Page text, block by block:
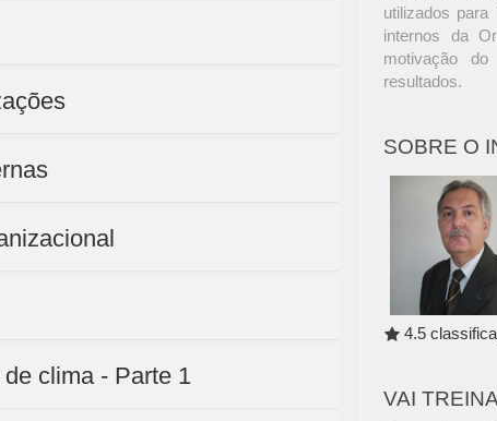
clima - Parte 1
utilizados
internos da
motivação
resultados.
SOBRE O
4.5
VAI